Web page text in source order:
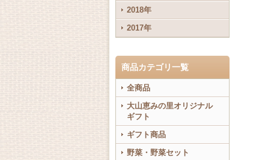
2018年
2017年
商品カテゴリ一覧
全商品
大山恵みの里オリジナル
ギフト
ギフト商品
野菜・野菜セット